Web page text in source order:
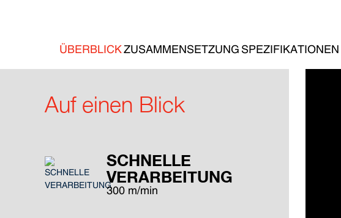
ÜBERBLICKZUSAMMENSETZUNG SPEZIFIKATIONEN
Auf einen Blick
SCHNELLE
VERARBEITUNG
300 m/min